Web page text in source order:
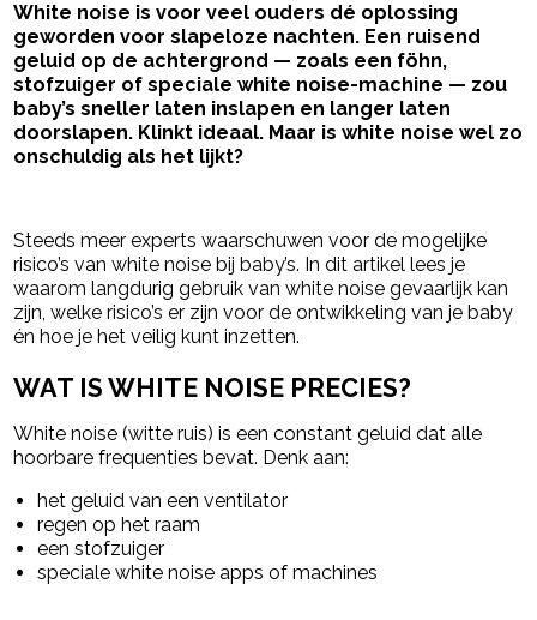
White noise is voor veel ouders dé oplossing
geworden voor slapeloze nachten. Een ruisend
geluid op de achtergrond — zoals een föhn,
stofzuiger of speciale white noise-machine — zou
baby’s sneller laten inslapen en langer laten
doorslapen. Klinkt ideaal. Maar is white noise wel zo
onschuldig als het lijkt?
Steeds meer experts waarschuwen voor de mogelijke
risico’s van white noise bij baby’s. In dit artikel lees je
waarom langdurig gebruik van white noise gevaarlijk kan
zijn, welke risico’s er zijn voor de ontwikkeling van je baby
én hoe je het veilig kunt inzetten.
WAT IS WHITE NOISE PRECIES?
White noise (witte ruis) is een constant geluid dat alle
hoorbare frequenties bevat. Denk aan:
het geluid van een ventilator
regen op het raam
een stofzuiger
speciale white noise apps of machines